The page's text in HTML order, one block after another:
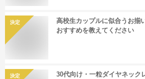
決定
高校生カップルに似合うお揃
おすすめを教えてください
決定
30代向け・一粒ダイヤネック